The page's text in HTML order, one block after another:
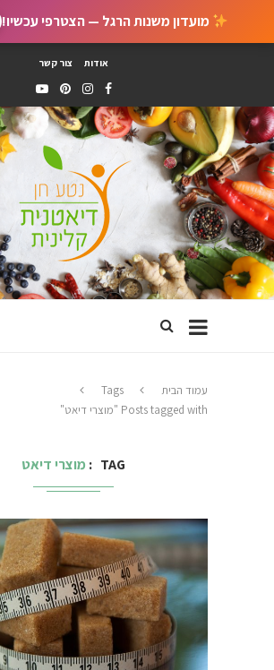
מועדון משנות הרגל — הצטרפי עכשיו!
אודות צור קשר
עמוד הבית
Tags
Posts tagged with "מוצרי דיאט"
TAG מוצרי דיאט